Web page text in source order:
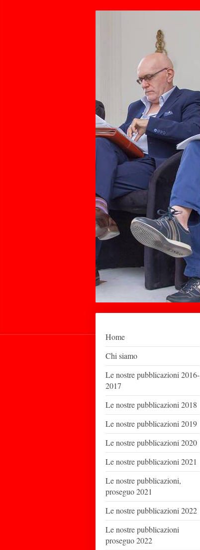
Home
Chi siamo
Le nostre pubblicazioni 2016-
2017
Le nostre pubblicazioni 2018
Le nostre pubblicazioni 2019
Le nostre pubblicazioni 2020
Le nostre pubblicazioni 2021
Le nostre pubblicazioni,
proseguo 2021
Le nostre pubblicazioni 2022
Le nostre pubblicazioni
proseguo 2022